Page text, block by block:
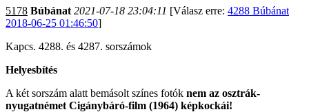
5178 Búbánat 2021-07-18 23:04:11 [Válasz erre: 4288 Búbánat
2018-06-25 01:46:50]
Kapcs. 4288. és 4287. sorszámok
Helyesbítés
A két sorszám alatt bemásolt színes fotók nem az osztrák-
nyugatnémet Cigánybáró-film (1964) képkockái!